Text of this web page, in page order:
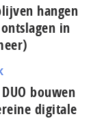
hangen
in
DUO bouwen
digitale